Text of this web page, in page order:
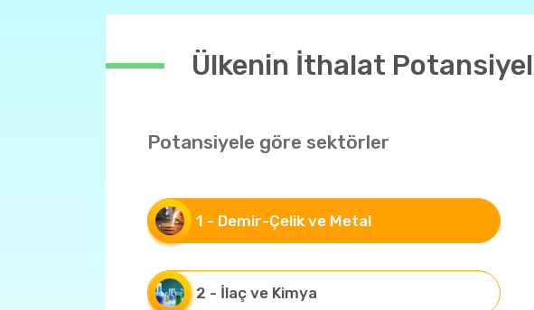
Ülkenin İthalat
Potansiyele göre sektörler
1 - Demir-Çelik ve Metal
2 - İlaç ve Kimya